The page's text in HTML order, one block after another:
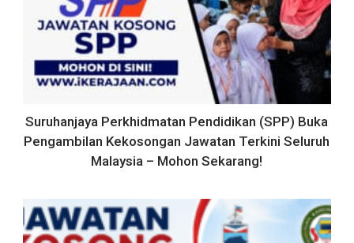
Suruhanjaya Perkhidmatan Pendidikan (SPP) Buka
Pengambilan Kekosongan Jawatan Terkini Seluruh
Malaysia – Mohon Sekarang!